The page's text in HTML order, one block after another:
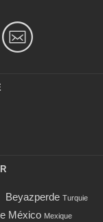
Beyazperde Turquie
México Mexique